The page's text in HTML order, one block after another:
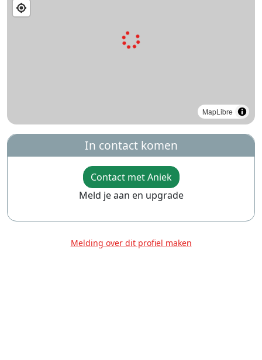
MapLibre
In contact komen
Contact met Aniek
Meld je aan en upgrade
Melding over dit profiel maken